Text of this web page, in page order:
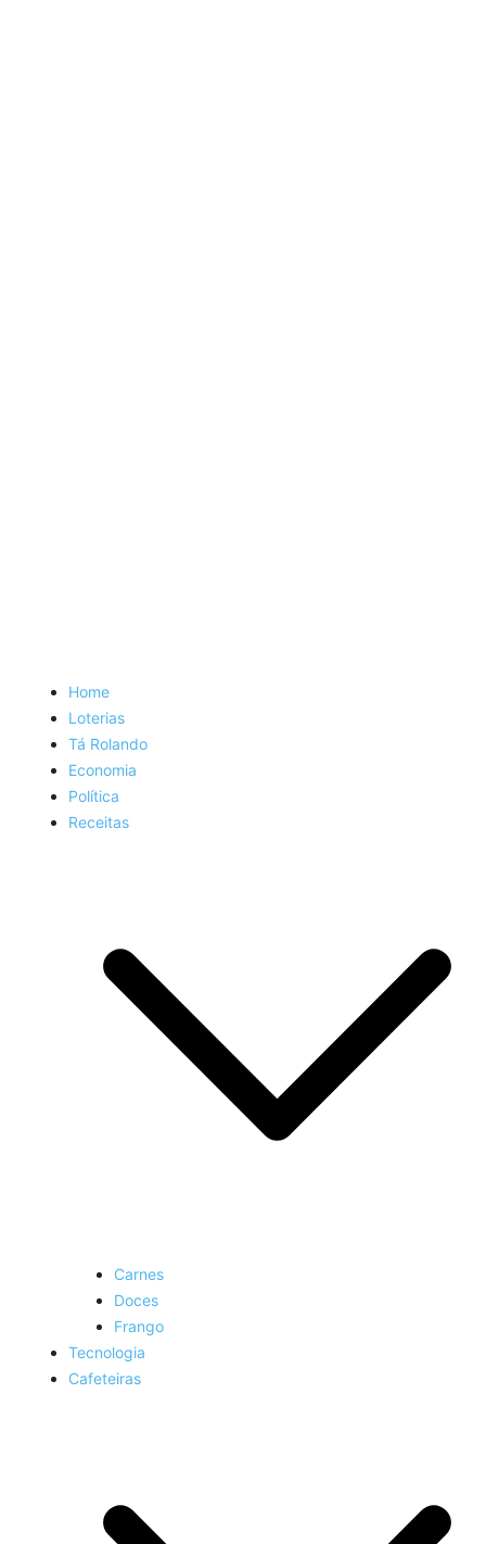
Home
Loterias
Tá Rolando
Economia
Política
Receitas
Carnes
Doces
Frango
Tecnologia
Cafeteiras